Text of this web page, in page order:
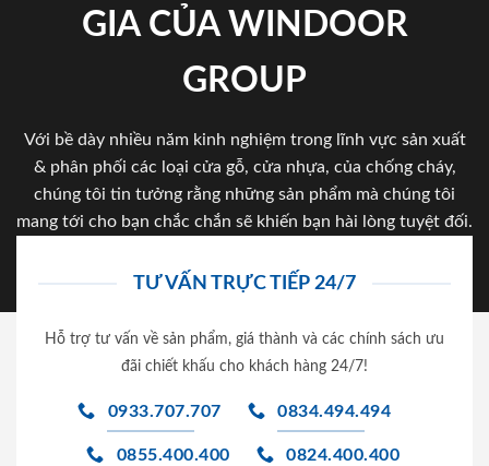
GIA CỦA WINDOOR
GROUP
Với bề dày nhiều năm kinh nghiệm trong lĩnh vực sản xuất
& phân phối các loại cửa gỗ, cửa nhựa, của chống cháy,
chúng tôi tin tưởng rằng những sản phẩm mà chúng tôi
mang tới cho bạn chắc chắn sẽ khiến bạn hài lòng tuyệt đối.
TƯ VẤN TRỰC TIẾP 24/7
Hỗ trợ tư vấn về sản phẩm, giá thành và các chính sách ưu
đãi chiết khấu cho khách hàng 24/7!
0933.707.707 0834.494.494
0855.400.400 0824.400.400